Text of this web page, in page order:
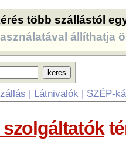
több szállástól
állíthatja
| Látnivalók | SZÉP-